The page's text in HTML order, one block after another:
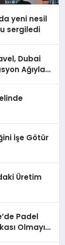
yeni nesil
sergiledi
Dubai
Ağıyla
İşe Götür
Üretim
Padel
Olmayı